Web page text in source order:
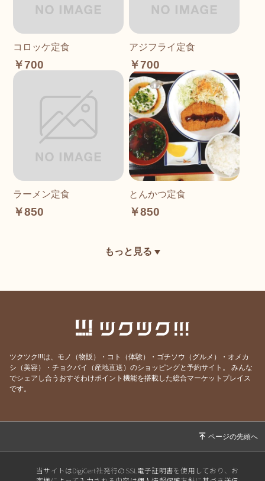
コロッケ定食
￥700
アジフライ定食
￥700
ラーメン定食
￥850
とんかつ定食
￥850
もっと見る
ツクツク!!!は、モノ（物販）・コト（体験）・ゴチソウ（グルメ）・オメカ
シ（美容）・チョクバイ（産地直送）のショッピングと予約サイト。
みんな
でシェアし合うおすそわけポイント機能を搭載した総合マーケットプレイス
です。
当サイトはDigiCert社発行のSSL電子証明書を使用しており、お